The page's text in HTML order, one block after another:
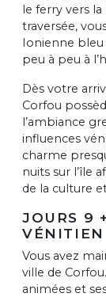
le ferry vers
traversée,
Ionienne
peu à peu à
Dès votre
Corfou
l’ambiance
influences
charme
nuits sur l’île
de la culture
JOURS 9
VÉNITIEN
Vous avez
ville de
animées et